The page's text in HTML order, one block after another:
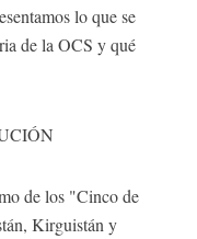
lo que se
de la OCS y qué
de los "Cinco de
Kirguistán y